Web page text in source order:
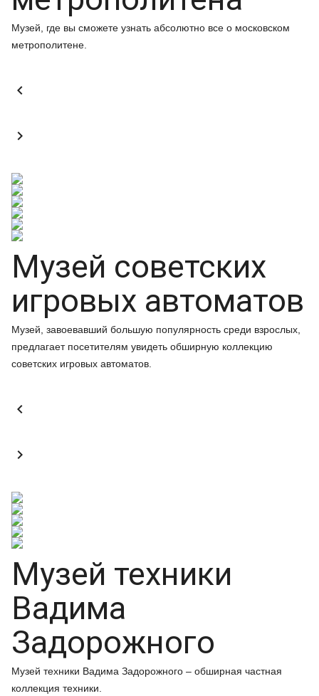
Музей, где вы сможете узнать абсолютно все о московском
метрополитене.


Музей советских
игровых автоматов
Музей, завоевавший большую популярность среди взрослых,
предлагает посетителям увидеть обширную коллекцию
советских игровых автоматов.


Музей техники
Вадима
Задорожного
Музей техники Вадима Задорожного – обширная частная
коллекция техники.